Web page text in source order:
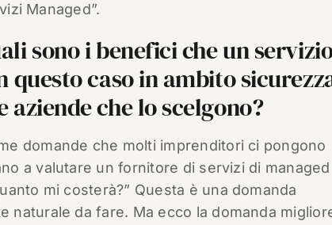
Managed”.
sono i benefici che un
questo caso in ambito
aziende che lo scelgono?
domande che molti imprenditori ci pongono
a valutare un fornitore di servizi di managed
mi costerà?” Questa è una domanda
naturale da fare. Ma ecco la domanda